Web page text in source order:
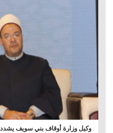
وكيل وزارة أوقاف بني سويف يشدد